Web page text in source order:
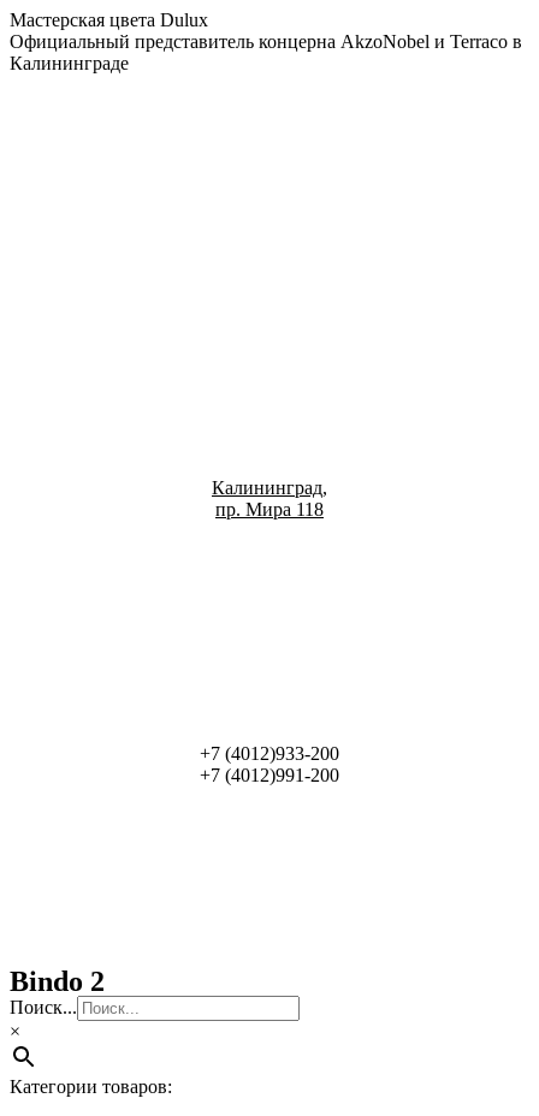
Мастерская цвета Dulux
Официальный представитель концерна AkzoNobel и Terraco в
Калининграде
Калининград,
пр. Мира 118
+7 (4012)933-200
+7 (4012)991-200
Bindo 2
Поиск...
×
Категории товаров: